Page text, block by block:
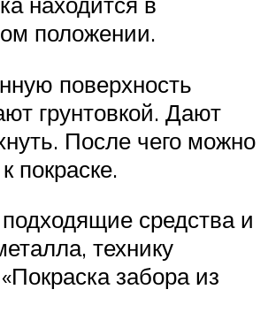
положении.
поверхность
грунтовкой. Дают
После чего можно
покраске.
средства и
технику
забора из